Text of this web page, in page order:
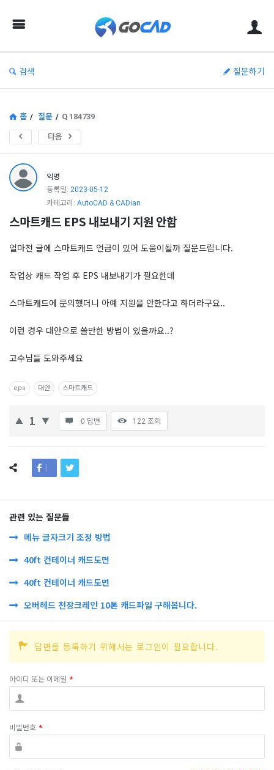
캐
(CAD)
보
중
심
검색 질문하기
홈 / 질문 / Q 184739
다음
익명
등록일: 2023-05-12
카테고리: AutoCAD & CADian
스마트캐드 EPS 내보내기 지원 안함
얼마전 글에 스마트캐드 언급이 있어 도움이될까 질문드립니다.
작업상 캐드 작업 후 EPS 내보내기가 필요한데
스마트캐드에 문의했더니 아예 지원을 안한다고 하더라구요..
이런 경우 대안으로 쓸만한 방법이 있을까요..?
고수님들 도와주세요
eps 대안 스마트캐드
1 0 답변 122 조회
관련 있는 질문들
메뉴 글자크기 조정 방법
40ft 컨테이너 캐드도면
40ft 컨테이너 캐드도면
오버헤드 천장크레인 10톤 캐드파일 구해봅니다.
답변을 등록하기 위해서는 로그인이 필요합니다.
아이디 또는 이메일 *
비밀번호 *